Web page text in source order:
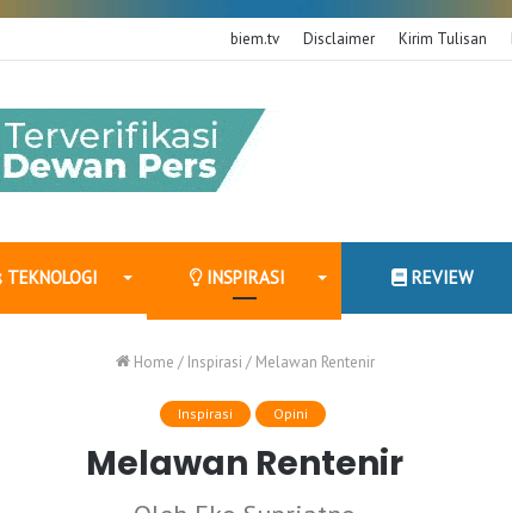
biem.tv Disclaimer Kirim Tulisan
TEKNOLOGI INSPIRASI REVIEW
Home / Inspirasi / Melawan Rentenir
Inspirasi Opini
Melawan Rentenir